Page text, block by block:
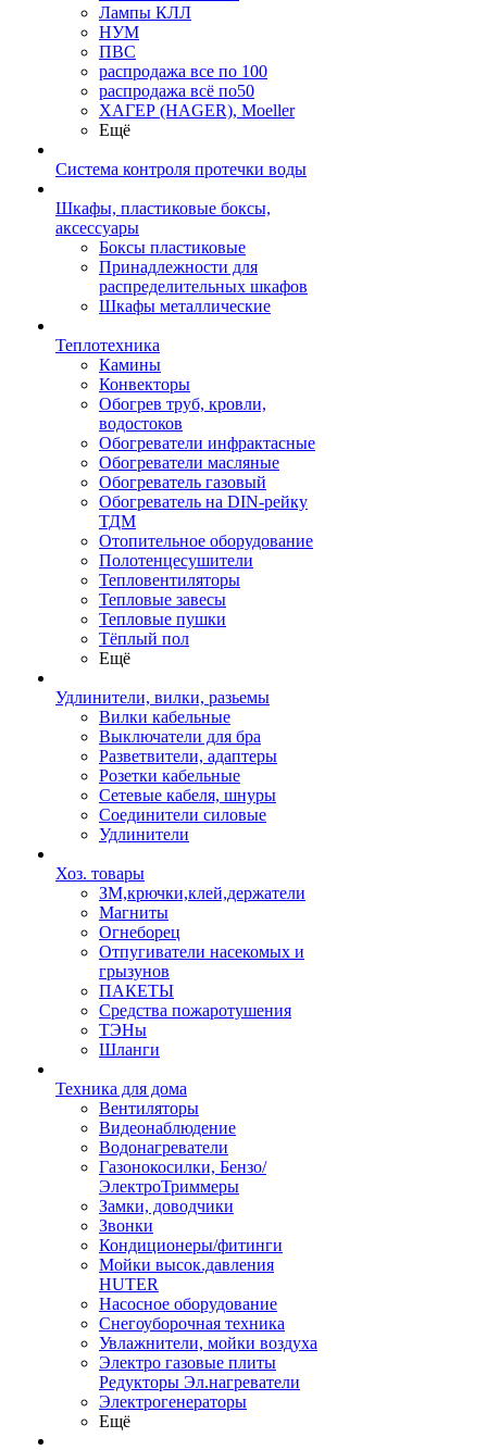
Лампы КЛЛ
НУМ
ПВС
распродажа все по 100
распродажа всё по50
ХАГЕР (HAGER), Moeller
Ещё
Система контроля протечки воды
Шкафы, пластиковые боксы,
аксессуары
Боксы пластиковые
Принадлежности для
распределительных шкафов
Шкафы металлические
Теплотехника
Камины
Конвекторы
Обогрев труб, кровли,
водостоков
Обогреватели инфрактасные
Обогреватели масляные
Обогреватель газовый
Обогреватель на DIN-рейку
ТДМ
Отопительное оборудование
Полотенцесушители
Тепловентиляторы
Тепловые завесы
Тепловые пушки
Тёплый пол
Ещё
Удлинители, вилки, разьемы
Вилки кабельные
Выключатели для бра
Разветвители, адаптеры
Розетки кабельные
Сетевые кабеля, шнуры
Соединители силовые
Удлинители
Хоз. товары
ЗМ,крючки,клей,держатели
Магниты
Огнеборец
Отпугиватели насекомых и
грызунов
ПАКЕТЫ
Средства пожаротушения
ТЭНы
Шланги
Техника для дома
Вентиляторы
Видеонаблюдение
Водонагреватели
Газонокосилки, Бензо/
ЭлектроТриммеры
Замки, доводчики
Звонки
Кондиционеры/фитинги
Мойки высок.давления
HUTER
Насосное оборудование
Снегоуборочная техника
Увлажнители, мойки воздуха
Электро газовые плиты
Редукторы Эл.нагреватели
Электрогенераторы
Ещё